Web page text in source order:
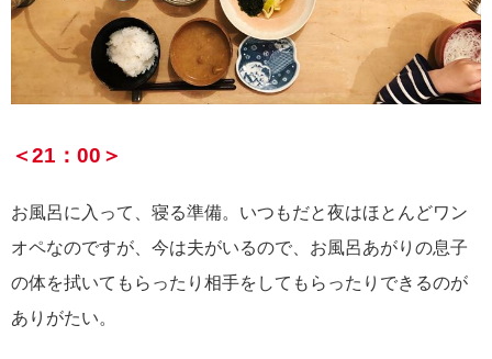
＜21：00＞
お風呂に入って、寝る準備。いつもだと夜はほとんどワン
オペなのですが、今は夫がいるので、お風呂あがりの息子
の体を拭いてもらったり相手をしてもらったりできるのが
ありがたい。